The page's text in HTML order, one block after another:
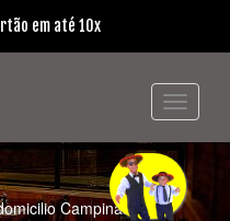
em até 10x
Campinas